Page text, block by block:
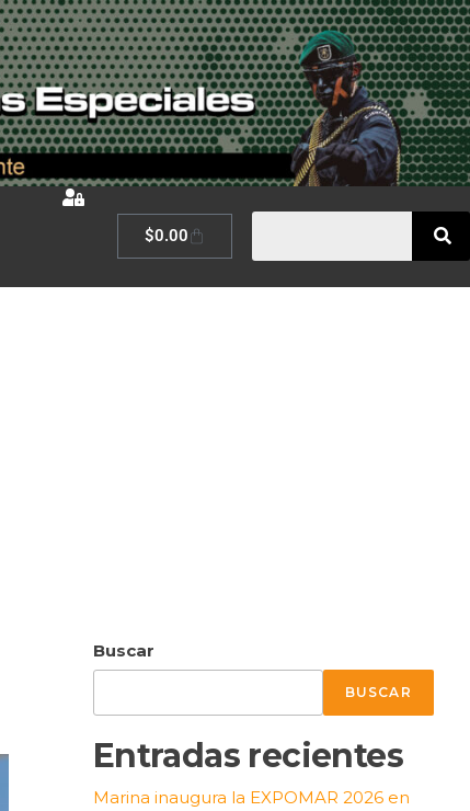
$0.00
Buscar
BUSCAR
Entradas recientes
Marina inaugura la EXPOMAR 2026 en